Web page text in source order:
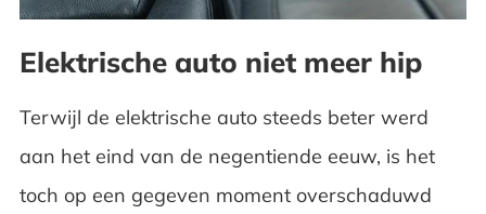
Elektrische auto niet meer hip
Terwijl de elektrische auto steeds beter werd
aan het eind van de negentiende eeuw, is het
toch op een gegeven moment overschaduwd